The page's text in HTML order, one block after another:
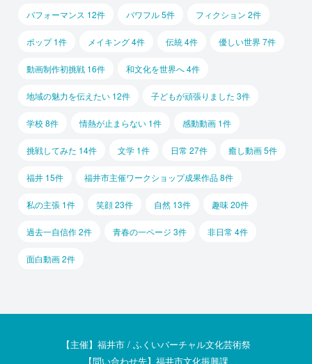
パフォーマンス 12件 パワフル 5件 フィクション 2件
ポップ 1件 メイキング 4件 伝統 4件 優しい世界 7件
動画制作初挑戦 16件 和文化を世界へ 4件
地域の魅力を伝えたい 12件 子どもが頑張りました 3件
学校 8件 情熱が止まらない 1件 感動動画 1件
挑戦してみた 14件 文学 1件 日常 27件 癒し動画 5件
福井 15件 福井市主催ワークショップ成果作品 8件
私の主張 1件 笑顔 23件 自然 13件 趣味 20件
過去一自信作 2件 青春の一ページ 3件 非日常 4件
面白動画 2件
【主催】福井市 / ふくいバーチャル文化芸術祭
【問い合わせ先】福井市文化振興課